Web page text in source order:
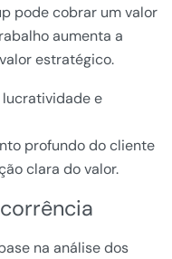
pode cobrar um valor
aumenta a
estratégico.
e
profundo do cliente
clara do valor.
na análise dos